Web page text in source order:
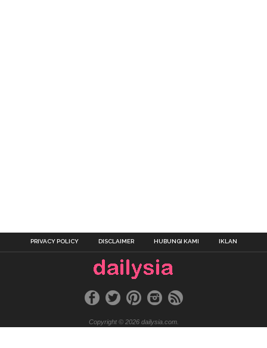
PRIVACY POLICY DISCLAIMER HUBUNGI KAMI IKLAN
Copyright © 2026 dailysia.com.